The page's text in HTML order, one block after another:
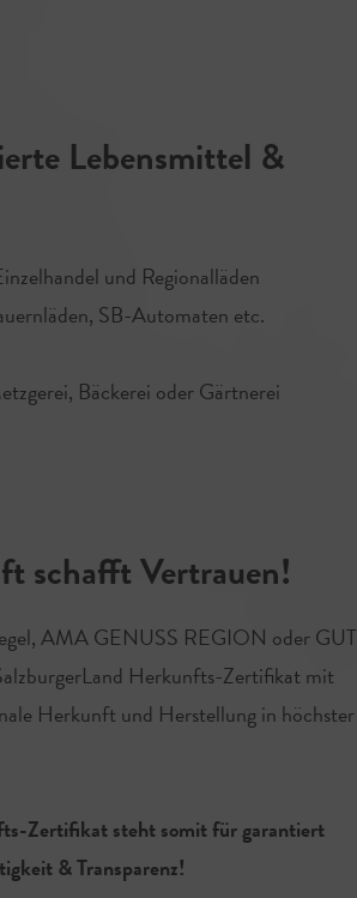
Lebensmittel &
und Regionalläden
SB-Automaten etc.
Bäckerei oder Gärtnerei
schafft Vertrauen!
AMA GENUSS REGION oder GUT
Herkunfts-Zertifikat mit
Herkunft und Herstellung in höchster
Zertifikat steht somit für garantiert
& Transparenz!